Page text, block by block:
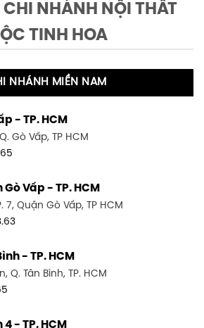
CHI NHÁNH NỘI THẤT
TINH HOA
NHÁNH MIỀN NAM
- TP. HCM
Gò Vấp, TP HCM
Vấp - TP. HCM
7, Quận Gò Vấp, TP HCM
- TP. HCM
Q. Tân Bình, TP. HCM
- TP. HCM